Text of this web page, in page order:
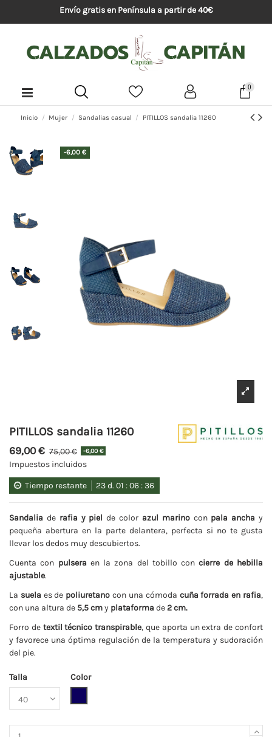
Envío gratis en Península a partir de 40€
0
Inicio Mujer Sandalias casual PITILLOS sandalia 11260
-6,00 €
PITILLOS sandalia 11260
69,00 € 75,00 € -6,00 €
Impuestos incluidos
Tiempo restante 23d. 01 :06 :35
Sandalia derafia y piel de color azul marinocon pala ancha y
pequeña abertura en la parte delantera, perfecta si no te gusta
llevar los dedos muy descubiertos.
Cuenta con pulsera en la zona del tobillo concierre de hebilla
ajustable.
La suela es de poliuretanocon una cómoda cuña forrada en rafia,
con una altura de 5,5 cmy plataforma de 2 cm.
Forro detextil técnico transpirable, que aporta un extra de confort
y favorece una óptima regulación de la temperatura y sudoración
del pie.
Talla
Color